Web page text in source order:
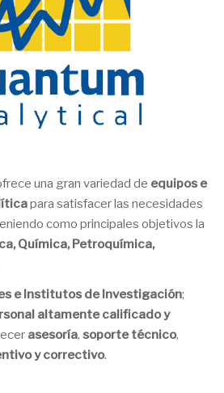
una gran variedad de equipos e
para satisfacer las necesidades
como principales objetivos la
Química, Petroquímica,
e Institutos de Investigación;
altamente calificado y
asesoría, soporte técnico,
y correctivo.